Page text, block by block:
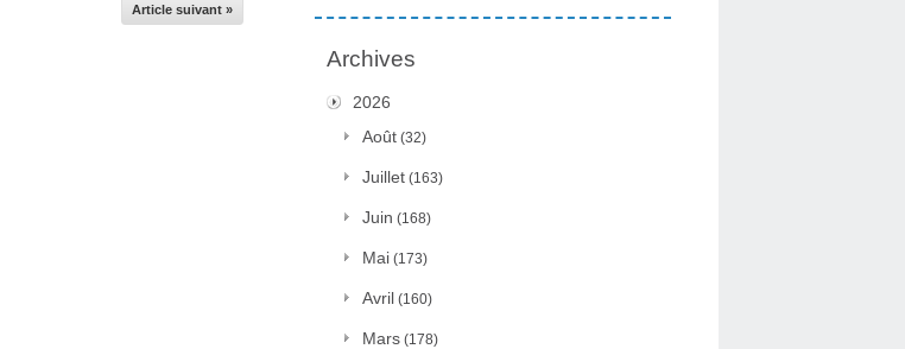
Article suivant »
Archives
2026
Août (32)
Juillet (163)
Juin (168)
Mai (173)
Avril (160)
Mars (178)